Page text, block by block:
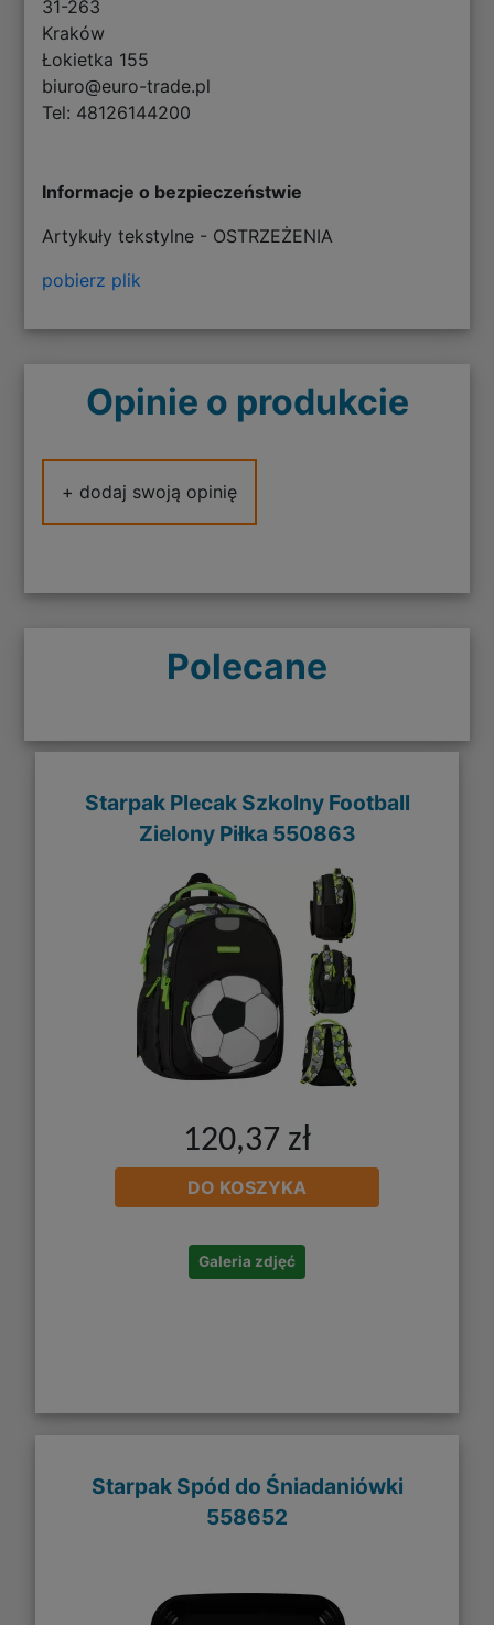
31-263
Kraków
Łokietka 155
biuro@euro-trade.pl
Tel: 48126144200
Informacje o bezpieczeństwie
Artykuły tekstylne - OSTRZEŻENIA
pobierz plik
Opinie o produkcie
+ dodaj swoją opinię
Polecane
Starpak Plecak Szkolny Football
Zielony Piłka 550863
120,37 zł
DO KOSZYKA
Galeria zdjęć
Starpak Spód do Śniadaniówki
558652